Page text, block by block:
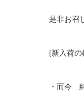
是非お召
[新入荷の
・而今